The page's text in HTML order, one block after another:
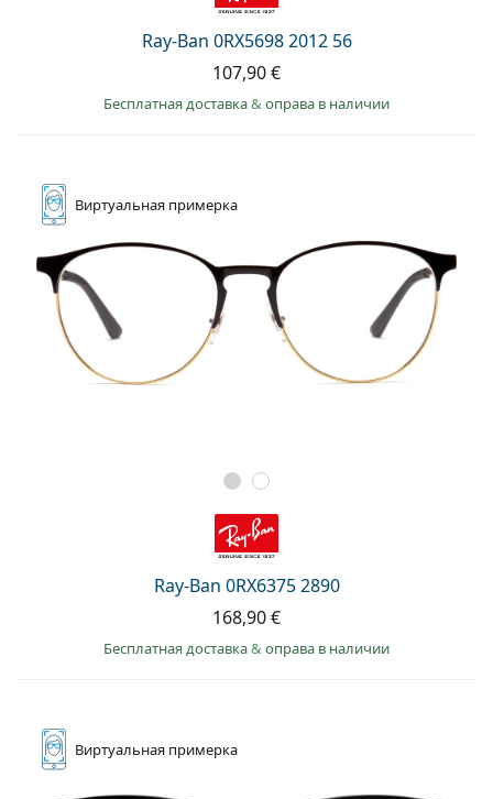
Ray-Ban 0RX5698 2012 56
107,90 €
Бесплатная доставка& оправа в наличии
Виртуальная примерка
Ray-Ban 0RX6375 2890
168,90 €
Бесплатная доставка& оправа в наличии
Виртуальная примерка